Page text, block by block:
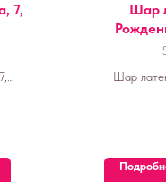
7,
Шар
Шар